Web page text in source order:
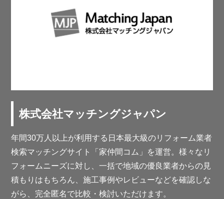
株式会社マッチングジャパン
年間30万人以上が利用する日本最大級のリフォーム業者
検索マッチングサイト「家仲間コム」を運営。様々なリ
フォームニーズに対し、一括で地域の優良業者からの見
積もりはもちろん、施工事例やレビューなどを確認しな
がら、完全匿名で比較・検討いただけます。